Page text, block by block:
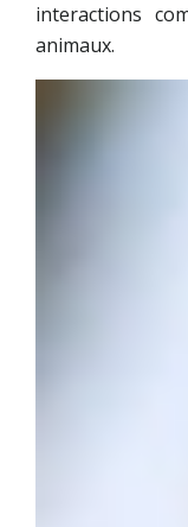
interactions
animaux.